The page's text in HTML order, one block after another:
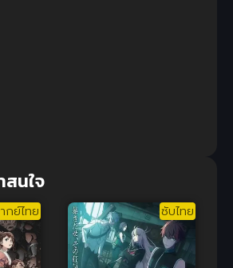
สนใจ
กย์ไทย ซับไทย